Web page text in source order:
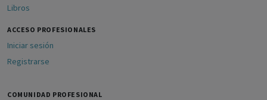
Libros
ACCESO PROFESIONALES
Iniciar sesión
Registrarse
COMUNIDAD PROFESIONAL